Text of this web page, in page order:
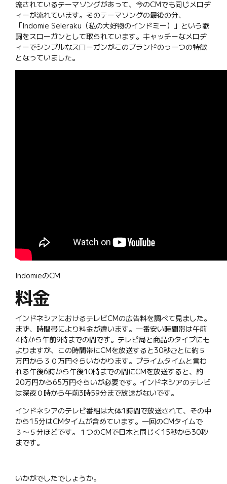
流されているテーマソングがあって、今のCMでも同じメロデ
ィーが流れています。そのテーマソングの最後の分、
「Indomie Seleraku（私の大好物のインドミー）」という歌
詞をスローガンとして取られています。キャッチーなメロデ
ィーでシンプルなスローガンがこのブランドのっ一つの特徴
となっていました。
IndomieのCM
料金
インドネシアにおけるテレビCMの広告料を調べて見ました。
まず、時間帯により料金が違います。一番安い時間帯は午前
4時から午前9時までの間です。テレビ局と商品のタイプにも
よりますが、この時間帯にCMを放送すると30秒ごとに約５
万円から３０万円ぐらいかかります。プライムタイムと言わ
れる午後6時から午後10時までの間にCMを放送すると、約
20万円から65万円ぐらいが必要です。インドネシアのテレビ
は深夜０時から午前3時59分まで放送がないです。
インドネシアのテレビ番組は大体1時間で放送されて、その中
から15分はCMタイムが含めています。一回のCMタイムで
３〜５分ほどです。１つのCMで日本と同じく15秒から30秒
まです。
いかがでしたでしょうか。